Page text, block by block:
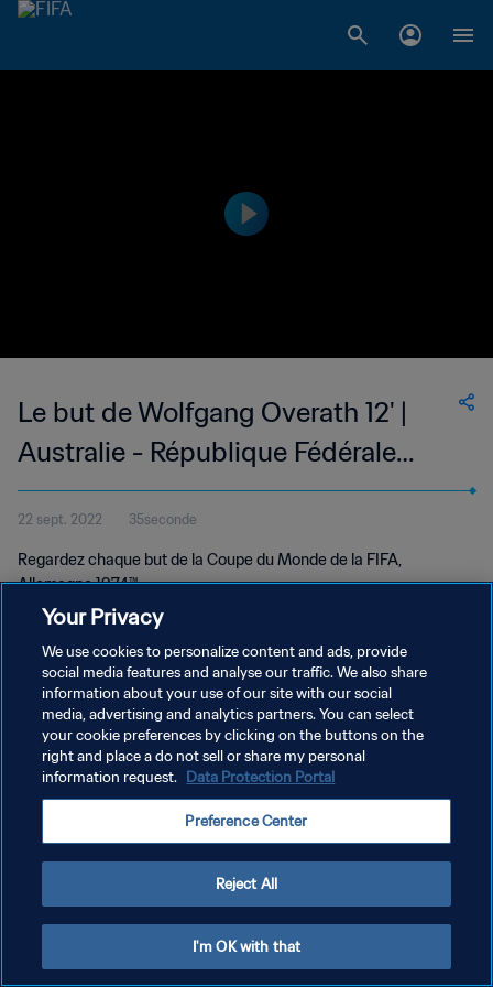
Le but de Wolfgang Overath 12' |
Australie - République Fédérale
d'Allemagne | Coupe du Monde de
la FIFA, Allemagne 1974™
22 sept. 2022 35seconde
Regardez chaque but de la Coupe du Monde de la FIFA,
Allemagne 1974™.
POLITIQUE DE CONFIDENTIALITÉ
CONDITIONS D'UTILISATION
GÉRER VOS PRÉFÉRENCES SUR LES COOKIES
Your Privacy
We use cookies to personalize content and ads, provide
social media features and analyse our traffic. We also share
information about your use of our site with our social
media, advertising and analytics partners. You can select
your cookie preferences by clicking on the buttons on the
right and place a do not sell or share my personal
information request. Data Protection Portal
Preference Center
Reject All
I'm OK with that